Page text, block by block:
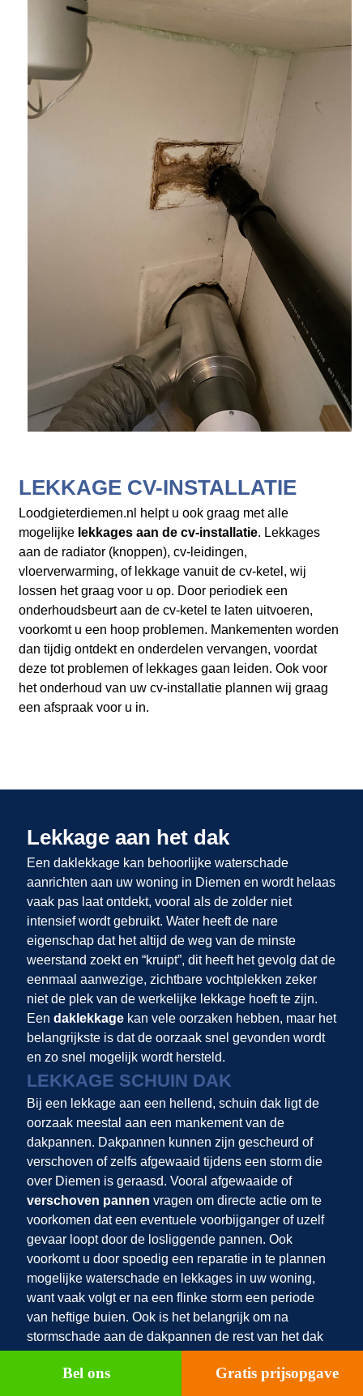
LEKKAGE CV-INSTALLATIE
Loodgieterdiemen.nl helpt u ook graag met alle
mogelijke lekkages aan de cv-installatie. Lekkages
aan de radiator (knoppen), cv-leidingen,
vloerverwarming, of lekkage vanuit de cv-ketel, wij
lossen het graag voor u op. Door periodiek een
onderhoudsbeurt aan de cv-ketel te laten uitvoeren,
voorkomt u een hoop problemen. Mankementen worden
dan tijdig ontdekt en onderdelen vervangen, voordat
deze tot problemen of lekkages gaan leiden. Ook voor
het onderhoud van uw cv-installatie plannen wij graag
een afspraak voor u in.
Lekkage aan het dak
Een daklekkage kan behoorlijke waterschade
aanrichten aan uw woning in Diemen en wordt helaas
vaak pas laat ontdekt, vooral als de zolder niet
intensief wordt gebruikt. Water heeft de nare
eigenschap dat het altijd de weg van de minste
weerstand zoekt en “kruipt”, dit heeft het gevolg dat de
eenmaal aanwezige, zichtbare vochtplekken zeker
niet de plek van de werkelijke lekkage hoeft te zijn.
Een daklekkagekan vele oorzaken hebben, maar het
belangrijkste is dat de oorzaak snel gevonden wordt
en zo snel mogelijk wordt hersteld.
LEKKAGE SCHUIN DAK
Bij een lekkage aan een hellend, schuin dak ligt de
oorzaak meestal aan een mankement van de
dakpannen. Dakpannen kunnen zijn gescheurd of
verschoven of zelfs afgewaaid tijdens een storm die
over Diemen is geraasd. Vooral afgewaaide of
verschoven pannen vragen om directe actie om te
voorkomen dat een eventuele voorbijganger of uzelf
gevaar loopt door de losliggende pannen. Ook
voorkomt u door spoedig een reparatie in te plannen
mogelijke waterschade en lekkages in uw woning,
want vaak volgt er na een flinke storm een periode
van heftige buien. Ook is het belangrijk om na
stormschade aan de dakpannen de rest van het dak
goed mogelijk dat er meer dakpannen zijn
Bel ons Gratis prijsopgave